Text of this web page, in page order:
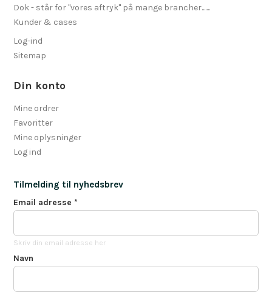
Dok - står for "vores aftryk" på mange brancher.......
Kunder & cases
Log-ind
Sitemap
Din konto
Mine ordrer
Favoritter
Mine oplysninger
Log ind
Tilmelding til nyhedsbrev
Email adresse*
Skriv din email adresse her
Navn